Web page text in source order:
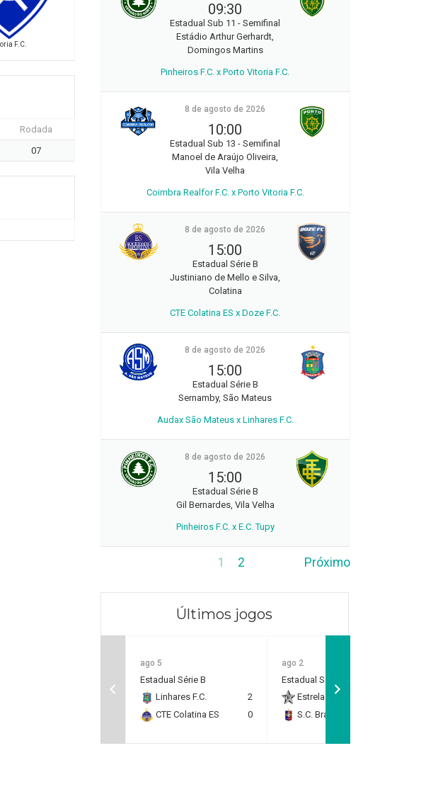
F.C.
Rodada
07
09:30
Estadual Sub 11 - Semifinal
Estádio Arthur Gerhardt,
Domingos Martins
Pinheiros F.C. x Porto Vitoria F.C.
8 de agosto de 2026
10:00
Estadual Sub 13 - Semifinal
Manoel de Araújo Oliveira,
Vila Velha
Coimbra Realfor F.C. x Porto Vitoria F.C.
8 de agosto de 2026
15:00
Estadual Série B
Justiniano de Mello e Silva,
Colatina
CTE Colatina ES x Doze F.C.
8 de agosto de 2026
15:00
Estadual Série B
Sernamby, São Mateus
Audax São Mateus x Linhares F.C.
8 de agosto de 2026
15:00
Estadual Série B
Gil Bernardes, Vila Velha
Pinheiros F.C. x E.C. Tupy
1 2 Próximo
Últimos jogos
ago 5
Estadual Série B
Linhares F.C.
2
CTE Colatina ES
0
ago 2
Estadual Série B
Estrela do Norte F.C.
S.C. Brasil Capixaba